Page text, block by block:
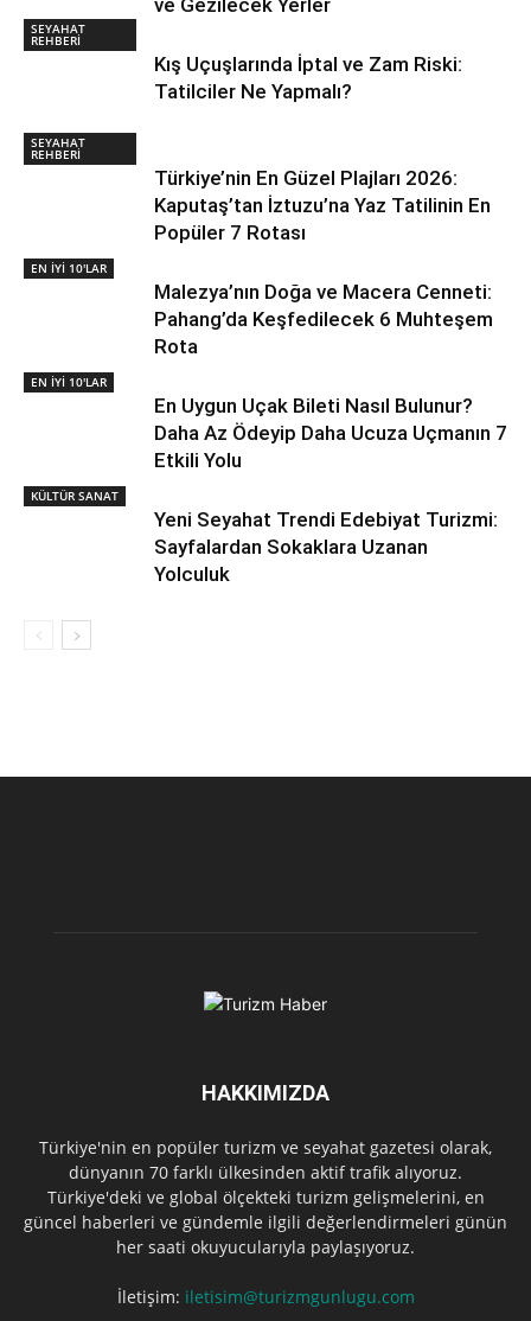
SEYAHAT
REHBERİ
Kış Uçuşlarında İptal ve Zam Riski:
Tatilciler Ne Yapmalı?
SEYAHAT
REHBERİ
Türkiye’nin En Güzel Plajları 2026:
Kaputaş’tan İztuzu’na Yaz Tatilinin En
Popüler 7 Rotası
EN İYİ 10'LAR
Malezya’nın Doğa ve Macera Cenneti:
Pahang’da Keşfedilecek 6 Muhteşem
Rota
EN İYİ 10'LAR
En Uygun Uçak Bileti Nasıl Bulunur?
Daha Az Ödeyip Daha Ucuza Uçmanın 7
Etkili Yolu
KÜLTÜR SANAT
Yeni Seyahat Trendi Edebiyat Turizmi:
Sayfalardan Sokaklara Uzanan
Yolculuk
HAKKIMIZDA
Türkiye'nin en popüler turizm ve seyahat gazetesi olarak,
dünyanın 70 farklı ülkesinden aktif trafik alıyoruz.
Türkiye'deki ve global ölçekteki turizm gelişmelerini, en
güncel haberleri ve gündemle ilgili değerlendirmeleri günün
her saati okuyucularıyla paylaşıyoruz.
İletişim: iletisim@turizmgunlugu.com